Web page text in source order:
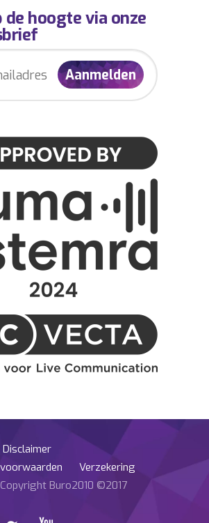
de hoogte via onze
Disclaimer
Verzekering
Copyright Buro2010 ©2017